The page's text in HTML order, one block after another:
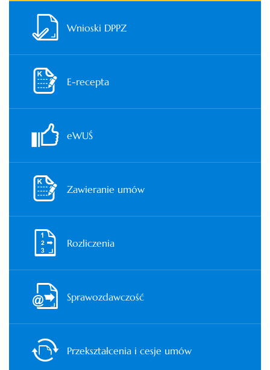
Wnioski DPPZ
E-recepta
eWUŚ
Zawieranie umów
Rozliczenia
Sprawozdawczość
Przekształcenia i cesje umów